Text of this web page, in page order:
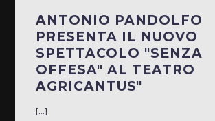
ANTONIO PANDOLFO
PRESENTA IL NUOVO
SPETTACOLO "SENZA
OFFESA" AL TEATRO
AGRICANTUS"
[...]